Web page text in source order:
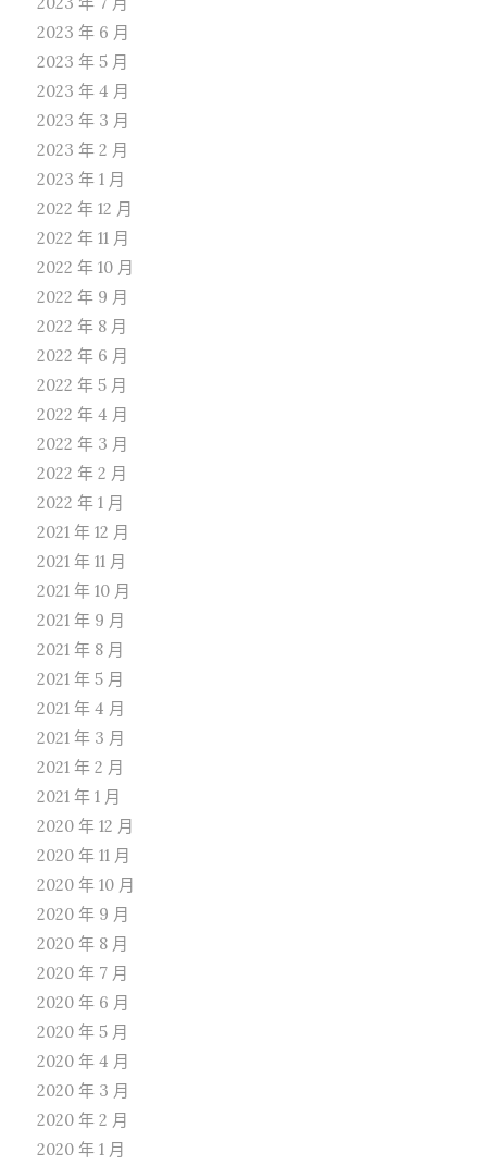
2023 年 6 月
2023 年 5 月
2023 年 4 月
2023 年 3 月
2023 年 2 月
2023 年 1 月
2022 年 12 月
2022 年 11 月
2022 年 10 月
2022 年 9 月
2022 年 8 月
2022 年 6 月
2022 年 5 月
2022 年 4 月
2022 年 3 月
2022 年 2 月
2022 年 1 月
2021 年 12 月
2021 年 11 月
2021 年 10 月
2021 年 9 月
2021 年 8 月
2021 年 5 月
2021 年 4 月
2021 年 3 月
2021 年 2 月
2021 年 1 月
2020 年 12 月
2020 年 11 月
2020 年 10 月
2020 年 9 月
2020 年 8 月
2020 年 7 月
2020 年 6 月
2020 年 5 月
2020 年 4 月
2020 年 3 月
2020 年 2 月
2020 年 1 月